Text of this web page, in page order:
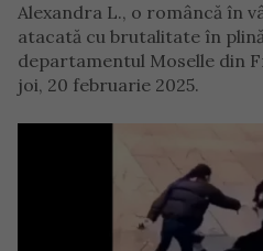
Alexandra L., o româncă în
atacată cu brutalitate în
departamentul Moselle din
joi, 20 februarie 2025.